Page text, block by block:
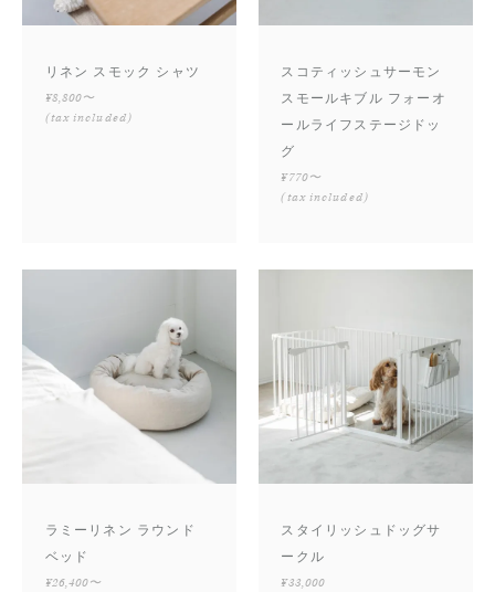
リネン スモック シャツ
¥8,800〜
(tax included)
スコティッシュサーモン
スモールキブル フォーオ
ールライフステージドッ
グ
¥770〜
(tax included)
ラミーリネン ラウンド
ベッド
¥26,400〜
スタイリッシュドッグサ
ークル
¥33,000